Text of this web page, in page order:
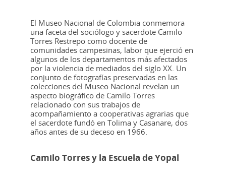
El Museo Nacional de Colombia conmemora
una faceta del sociólogo y sacerdote Camilo
Torres Restrepo como docente de
comunidades campesinas, labor que ejerció en
algunos de los departamentos más afectados
por la violencia de mediados del siglo XX. Un
conjunto de fotografías preservadas en las
colecciones del Museo Nacional revelan un
aspecto biográfico de Camilo Torres
relacionado con sus trabajos de
acompañamiento a cooperativas agrarias que
el sacerdote fundó en Tolima y Casanare, dos
años antes de su deceso en 1966.
Camilo Torres y la Escuela de Yopal